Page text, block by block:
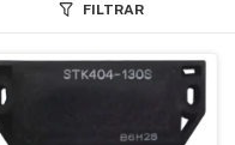
FILTRAR